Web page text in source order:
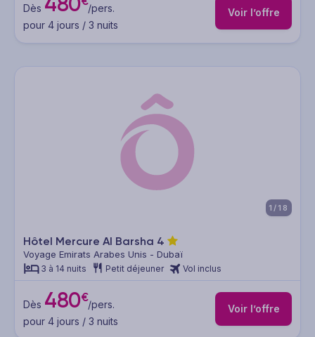
Dès
/pers.
pour 4 jours / 3 nuits
Voir l’offre
1/18
Hôtel Mercure Al Barsha 4
Voyage Emirats Arabes Unis - Dubaï
3 à 14 nuits Petit déjeuner Vol inclus
Dès 480€/pers.
pour 4 jours / 3 nuits
Voir l’offre